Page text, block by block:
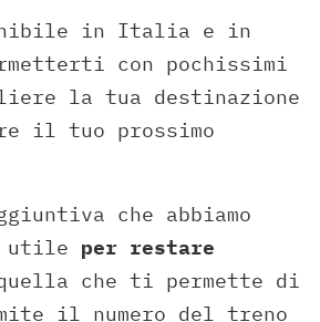
in Italia e in
con pochissimi
la tua destinazione
il tuo prossimo
che abbiamo
utile per restare
che ti permette di
il numero del treno